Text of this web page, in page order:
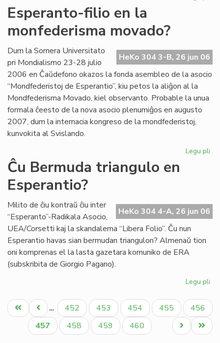
la
Esperanto-filio en la
monfederisma movado?
HeKo 304 3-B, 26 jun 06
Dum la Somera Universitato
pri Mondialismo 23-28 julio
2006 en Ĉaŭdefono okazos la fonda asembleo de la asocio
“Mondfederistoj de Esperantio”, kiu petos la aliĝon al la
Mondfederisma Movado, kiel observanto. Probable la unua
formala ĉeesto de la nova asocio plenumiĝos en augusto
2007, dum la internacia kongreso de la mondfederistoj,
kunvokita al Svislando.
Legu pli
Ĉu Bermuda triangulo en
Esperantio?
HeKo 304 4-A, 26 jun 06
Milito de ĉiu kontraŭ ĉiu inter
“Esperanto”-Radikala Asocio,
UEA/Corsetti kaj la skandalema “Libera Folio”. Ĉu nun
Esperantio havas sian bermudan triangulon? Almenaŭ tion
oni komprenas el la lasta gazetara komuniko de ERA
(subskribita de Giorgio Pagano).
Legu pli
en
Pagination
Unua
paĝo
Antaŭa
paĝo
… Paĝo
452 Paĝo
453 Paĝo
454 Paĝo
455 Paĝo
456
Aktuala
paĝo
457 Paĝo
458 Paĝo
459 Paĝo
460
Last
page
Next
page